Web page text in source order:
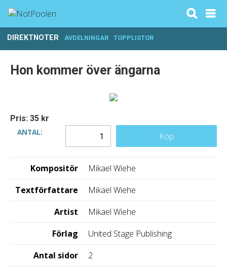
DIREKTNOTER AVDELNINGAR TOPPLISTOR
Hon kommer över ängarna
Pris: 35 kr
ANTAL:
Köp
Kompositör
Mikael Wiehe
Textförfattare
Mikael Wiehe
Artist
Mikael Wiehe
Förlag
United Stage Publishing
Antal sidor
2